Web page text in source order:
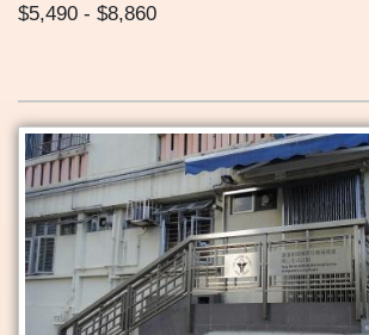
$5,490 - $8,860